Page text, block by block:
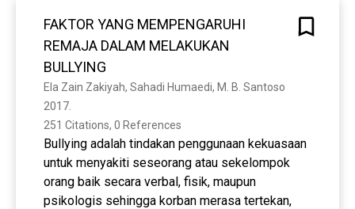
FAKTOR YANG MEMPENGARUHI
REMAJA DALAM MELAKUKAN
BULLYING
Ela Zain Zakiyah, Sahadi Humaedi, M. B. Santoso
2017.
251 Citations, 0 References
Bullying adalah tindakan penggunaan kekuasaan
untuk menyakiti seseorang atau sekelompok
orang baik secara verbal, fisik, maupun
psikologis sehingga korban merasa tertekan,